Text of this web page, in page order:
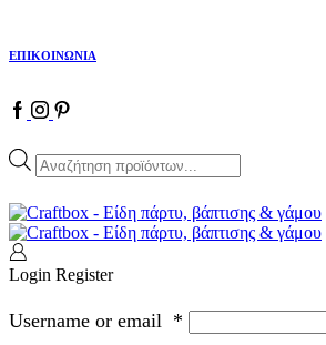
ΕΠΙΚΟΙΝΩΝΙΑ
Facebook
Instagram
Pinterest
Products
search
Login Register
Username or email *